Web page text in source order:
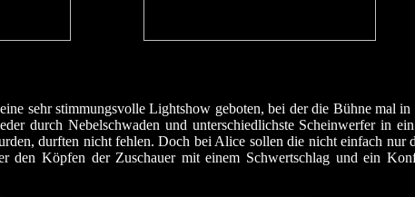
sehr stimmungsvolle Lightshow geboten, bei der die Bühne mal in
durch Nebelschwaden und unterschiedlichste Scheinwerfer in
durften nicht fehlen. Doch bei Alice sollen die nicht einfach nur
Köpfen der Zuschauer mit einem Schwertschlag und ein